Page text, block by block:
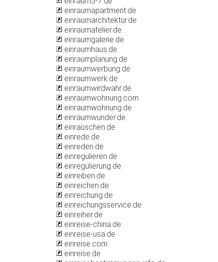
einraumapartment.de
einraumarchitektur.de
einraumatelier.de
einraumgalerie.de
einraumhaus.de
einraumplanung.de
einraumwerbung.de
einraumwerk.de
einraumwirdwahr.de
einraumwohnung.com
einraumwohnung.de
einraumwunder.de
einrauschen.de
einrede.de
einreden.de
einregulieren.de
einregulierung.de
einreiben.de
einreichen.de
einreichung.de
einreichungsservice.de
einreiher.de
einreise-china.de
einreise-usa.de
einreise.com
einreise.de